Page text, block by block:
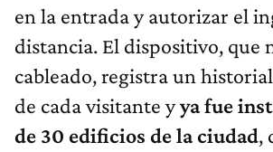
en la entrada y autorizar el
distancia. El dispositivo, que
cableado, registra un
de cada visitante yya fue
de 30 edificios de la ciudad,